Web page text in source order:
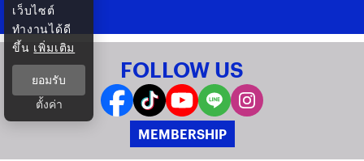
FOLLOW US
MEMBERSHIP
เว็บไซต์
ทำงานได้ดี
ขึ้น เพิ่มเติม
ยอมรับ
ตั้งค่า